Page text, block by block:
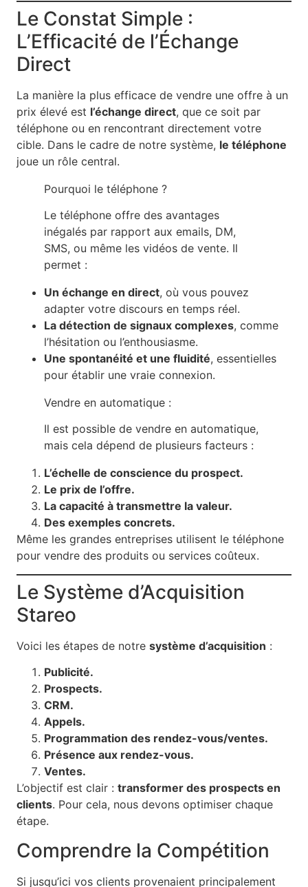
Le Constat Simple :
L’Efficacité de l’Échange
Direct
La manière la plus efficace de vendre une offre à un
prix élevé est l’échange direct, que ce soit par
téléphone ou en rencontrant directement votre
cible. Dans le cadre de notre système, le téléphone
joue un rôle central.
Pourquoi le téléphone ?
Le téléphone offre des avantages
inégalés par rapport aux emails, DM,
SMS, ou même les vidéos de vente. Il
permet :
Un échange en direct, où vous pouvez
adapter votre discours en temps réel.
La détection de signaux complexes, comme
l’hésitation ou l’enthousiasme.
Une spontanéité et une fluidité, essentielles
pour établir une vraie connexion.
Vendre en automatique :
Il est possible de vendre en automatique,
mais cela dépend de plusieurs facteurs :
L’échelle de conscience du prospect.
Le prix de l’offre.
La capacité à transmettre la valeur.
Des exemples concrets.
Même les grandes entreprises utilisent le téléphone
pour vendre des produits ou services coûteux.
Le Système d’Acquisition
Stareo
Voici les étapes de notre système d’acquisition :
Publicité.
Prospects.
CRM.
Appels.
Programmation des rendez-vous/ventes.
Présence aux rendez-vous.
Ventes.
L’objectif est clair : transformer des prospects en
clients. Pour cela, nous devons optimiser chaque
étape.
Comprendre la Compétition
Si jusqu’ici vos clients provenaient principalement